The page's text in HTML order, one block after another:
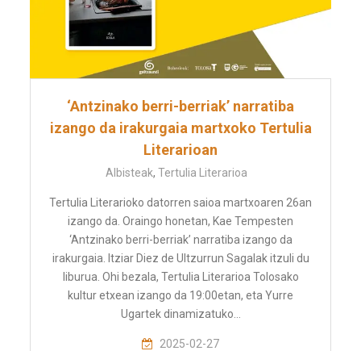
‘Antzinako berri-berriak’ narratiba
izango da irakurgaia martxoko Tertulia
Literarioan
Albisteak, Tertulia Literarioa
Tertulia Literarioko datorren saioa martxoaren 26an
izango da. Oraingo honetan, Kae Tempesten
‘Antzinako berri-berriak’ narratiba izango da
irakurgaia. Itziar Diez de Ultzurrun Sagalak itzuli du
liburua. Ohi bezala, Tertulia Literarioa Tolosako
kultur etxean izango da 19:00etan, eta Yurre
Ugartek dinamizatuko…
2025-02-27